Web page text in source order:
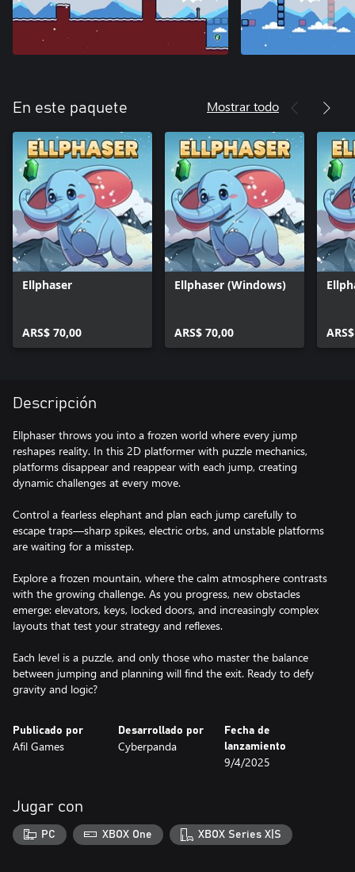
En este paquete Mostrar todo
Ellphaser
ARS$ 70,00
Ellphaser (Windows)
ARS$ 70,00
Descripción
Ellphaser throws you into a frozen world where every jump
reshapes reality. In this 2D platformer with puzzle mechanics,
platforms disappear and reappear with each jump, creating
dynamic challenges at every move.
Control a fearless elephant and plan each jump carefully to
escape traps—sharp spikes, electric orbs, and unstable platforms
are waiting for a misstep.
Explore a frozen mountain, where the calm atmosphere contrasts
with the growing challenge. As you progress, new obstacles
emerge: elevators, keys, locked doors, and increasingly complex
layouts that test your strategy and reflexes.
Each level is a puzzle, and only those who master the balance
between jumping and planning will find the exit. Ready to defy
gravity and logic?
Publicado por
Afil Games
Desarrollado por
Cyberpanda
Fecha de
lanzamiento
9/4/2025
Jugar con
PC XBOX One XBOX Series X|S